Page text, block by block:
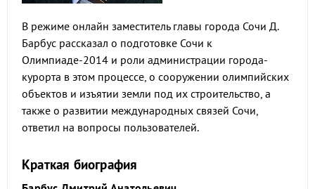
В режиме онлайн заместитель главы города Сочи Д.
Барбус рассказал о подготовке Сочи к
Олимпиаде-2014 и роли администрации города-
курорта в этом процессе, о сооружении олимпийских
объектов и изъятии земли под их строительство, а
также о развитии международных связей Сочи,
ответил на вопросы пользователей.
Краткая биография